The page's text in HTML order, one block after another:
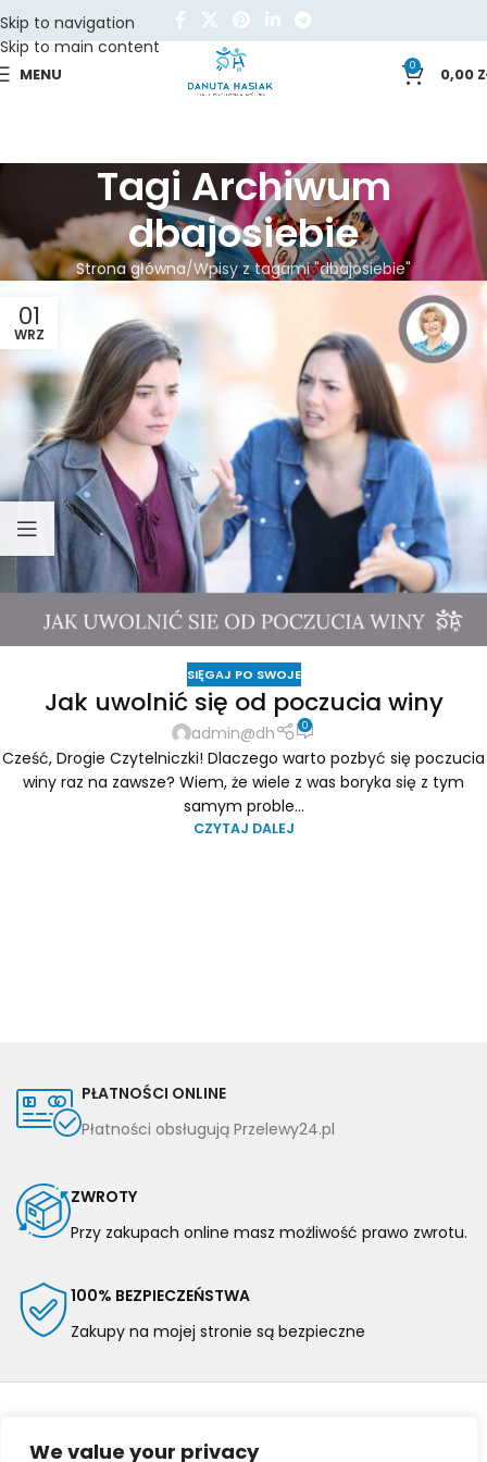
We value your privacy
Skip to navigation
Skip to main content
MENU 0 0,00
Tagi Archiwum
dbajosiebie
Strona główna Wpisy z tagami "dbajosiebie"
01
WRZ
SIĘGAJ PO SWOJE
Jak uwolnić się od poczucia winy
admin@dh 0
Cześć, Drogie Czytelniczki! Dlaczego warto pozbyć się poczucia
winy raz na zawsze? Wiem, że wiele z was boryka się z tym
samym proble...
CZYTAJ DALEJ
PŁATNOŚCI ONLINE
Płatności obsługują Przelewy24.pl
ZWROTY
Przy zakupach online masz możliwość prawo zwrotu.
100% BEZPIECZEŃSTWA
Zakupy na mojej stronie są bezpieczne